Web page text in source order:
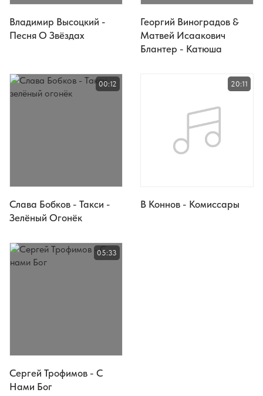
Владимир Высоцкий -
Песня О Звёздах
Георгий Виноградов &
Матвей Исаакович
Блантер - Катюша
Слава Бобков - Такси -
Зелёный Огонёк
00:12
В Коннов - Комиссары
20:11
Сергей Трофимов - С
Нами Бог
05:33